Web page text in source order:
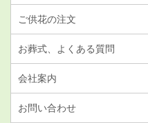
ご供花の注文
お葬式、よくある質問
会社案内
お問い合わせ